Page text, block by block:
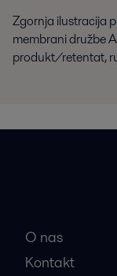
Zgornja ilustracija
membrani družbe
produkt/retentat,
O nas
Kontakt